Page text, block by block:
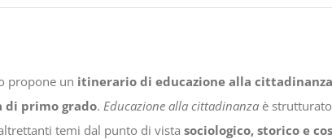
propone un itinerario di educazione alla cittadinanza
di primo grado. Educazione alla cittadinanza è
temi dal punto di vista sociologico, storico e